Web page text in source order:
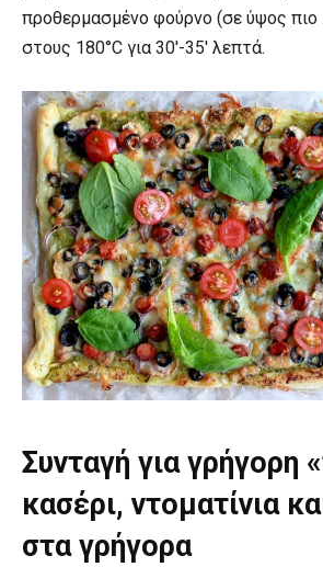
προθερμασμένο φούρνο (σε ύψος πιο
στους 180°C για 30′-35′ λεπτά.
Συνταγή για γρήγορη
κασέρι, ντοματίνια
στα γρήγορα